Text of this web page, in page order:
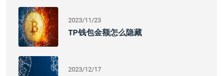
2023/11/23
TP钱包金额怎么隐藏
2023/12/17